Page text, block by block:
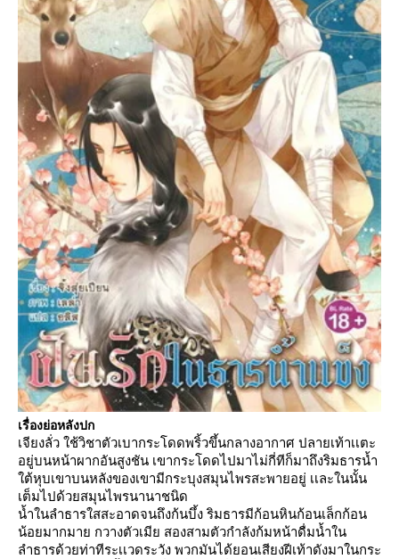
เรื่องย่อหลังปก
เจียงลั่ว ใช้วิชาตัวเบากระโดดพริ้วขึ้นกลางอากาศ ปลายเท้าเเตะ
อยู่บนหน้าผากอันสูงชัน เขากระโดดไปมาไม่กี่ทีก็มาถึงริมธารน้ำ
ต้หุบเขาบนหลังของเขามีกระบุงสมุนไพรสะพายอยู่ เเละในนั้น
เต็มไปด้วยสมุนไพรนานาชนิด
น้ำในลำธารใสสะอาดจนถึงก้นบึ้ง ริมธารมีก้อนหินก้อนเล็กก้อน
น้อยมากมาย กวางตัวเมีย สองสามตัวกำลังก้มหน้าดื่มน้ำใน
ลำธารด้วยท่าทีระเเวดระวัง พวกมันได้ยอนเสียงฝีเท้าดังมาในกระ